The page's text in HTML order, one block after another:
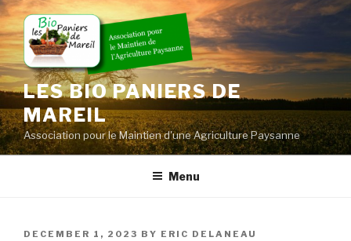
Skip
to
content
LES BIO PANIERS DE
MAREIL
Association pour le Maintien d'une Agriculture Paysanne
Menu
POSTED
DECEMBER 1, 2023 BY ERIC DELANEAU